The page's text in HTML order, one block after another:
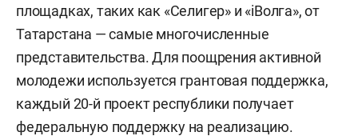
площадках, таких как «Селигер» и «iВолга», от
Татарстана — самые многочисленные
представительства. Для поощрения активной
молодежи используется грантовая поддержка,
каждый 20-й проект республики получает
федеральную поддержку на реализацию.